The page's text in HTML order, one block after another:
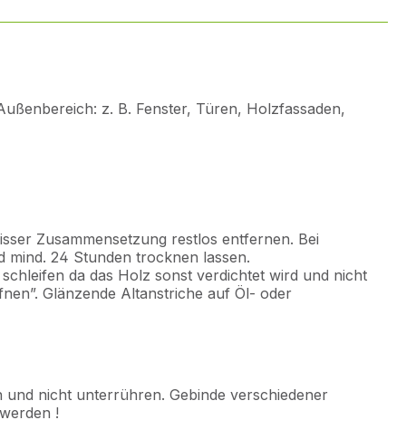
z. B. Fenster, Türen, Holzfassaden,
Zusammensetzung restlos entfernen. Bei
mind. 24 Stunden trocknen lassen.
da das Holz sonst verdichtet wird und nicht
Glänzende Altanstriche auf Öl- oder
nicht unterrühren. Gebinde verschiedener
!